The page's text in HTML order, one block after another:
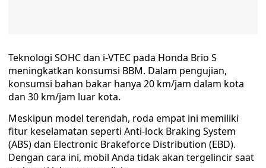
Teknologi SOHC dan i-VTEC pada Honda Brio S
meningkatkan konsumsi BBM. Dalam pengujian,
konsumsi bahan bakar hanya 20 km/jam dalam kota
dan 30 km/jam luar kota.
Meskipun model terendah, roda empat ini memiliki
fitur keselamatan seperti Anti-lock Braking System
(ABS) dan Electronic Brakeforce Distribution (EBD).
Dengan cara ini, mobil Anda tidak akan tergelincir saat